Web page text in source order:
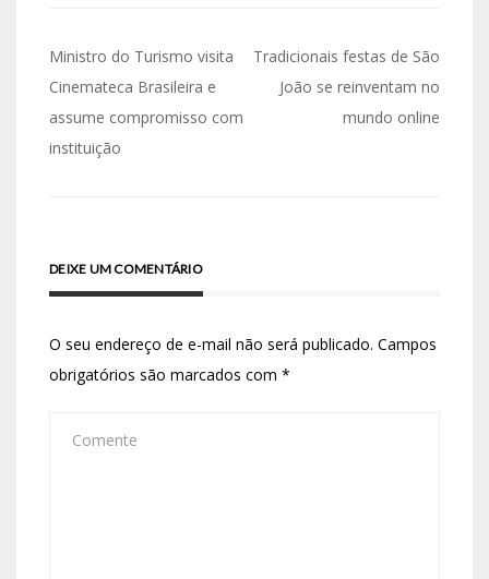
Ministro do Turismo visita
Cinemateca Brasileira e
assume compromisso com
instituição
Tradicionais festas de São
João se reinventam no
mundo online
DEIXE UM COMENTÁRIO
O seu endereço de e-mail não será publicado. Campos
obrigatórios são marcados com *